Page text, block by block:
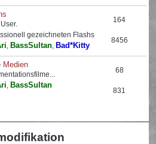
gezeichneten Flashs
, BassSultan, Bad*Kitty
164
8456
Medien
, BassSultan
68
831